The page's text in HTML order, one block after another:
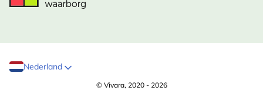
Nederland
© Vivara, 2020 - 2026